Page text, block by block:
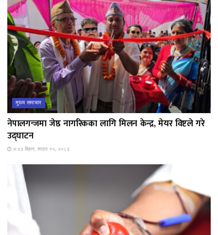
मुख्य समाचार
नेपालगन्जमा जेष्ठ नागरिकका लागि मिलन केन्द्र, मेयर विष्टले गरे
उद्घाटन
७:४३ बिहान, साउन १५, २०८३